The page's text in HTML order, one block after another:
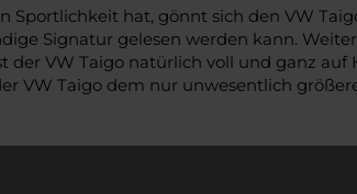
Sportlichkeit hat, gönnt sich den VW
Signatur gelesen werden kann.
der VW Taigo natürlich voll und ganz
VW Taigo dem nur unwesentlich